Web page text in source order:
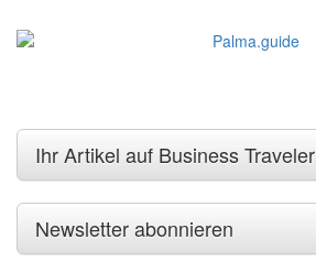
Ihr Artikel auf Business Traveler
Newsletter abonnieren